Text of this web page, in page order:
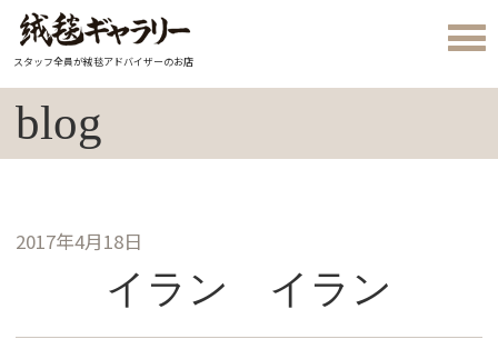
スタッフ全員が絨毯アドバイザーのお店
blog
2017年4月18日
イラン イラン